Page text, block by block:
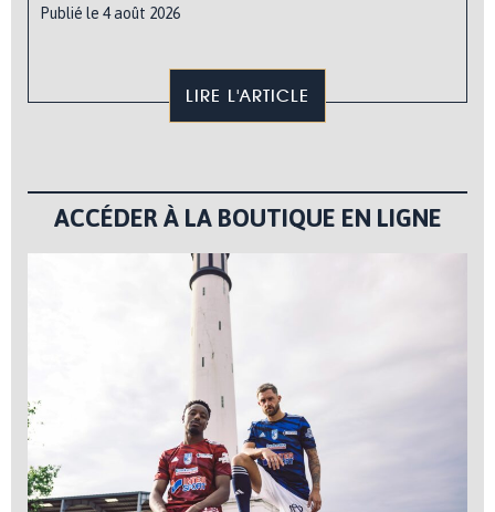
Publié le 4 août 2026
LIRE L'ARTICLE
ACCÉDER À LA BOUTIQUE EN LIGNE